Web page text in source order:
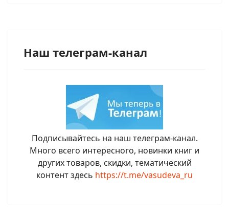
Наш телеграм-канал
Подписывайтесь на наш телеграм-канал.
Много всего интересного, новинки книг и
других товаров, скидки, тематический
контент здесь https://t.me/vasudeva_ru